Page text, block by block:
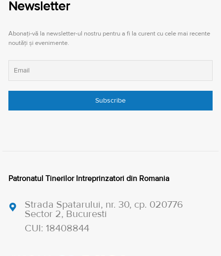
Newsletter
Abonați-vă la newsletter-ul nostru pentru a fi la curent cu cele mai recente
noutăți și evenimente.
Patronatul Tinerilor Intreprinzatori din Romania
Strada Spatarului, nr. 30, cp. 020776
Sector 2, Bucuresti
CUI: 18408844